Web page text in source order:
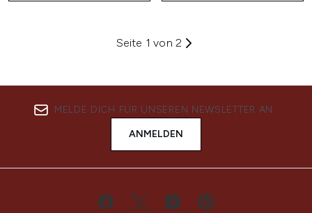
Seite 1 von 2
MELDE DICH FÜR UNSEREN NEWSLETTER AN
ANMELDEN